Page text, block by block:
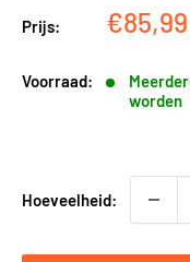
Prijs: €85,99
Voorraad:
worden
Hoeveelheid: